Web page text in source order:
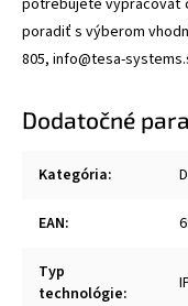
poradiť s výberom
805, info@tesa-
Dodatočné
Kategória:
EAN:
Typ
technológie: